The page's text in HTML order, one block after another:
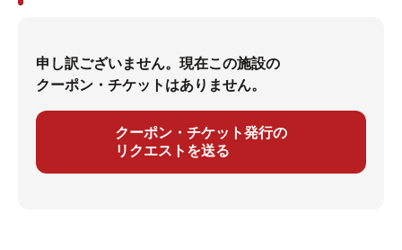
申し訳ございません。現在この施設の
クーポン・チケットはありません。
クーポン・チケット発行の
リクエストを送る